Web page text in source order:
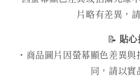
片略有差異，
📝 貼
・商品圖片因螢幕顯色差異
同，請以實